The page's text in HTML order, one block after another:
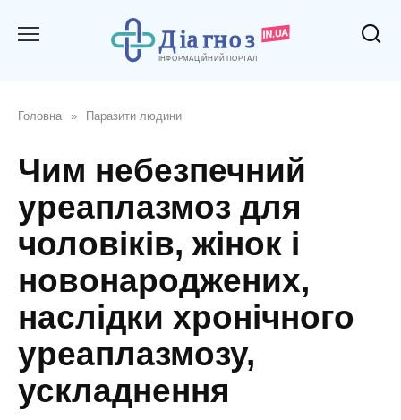
Головна » Паразити людини
Чим небезпечний
уреаплазмоз для
чоловіків, жінок і
новонароджених,
наслідки хронічного
уреаплазмозу,
ускладнення